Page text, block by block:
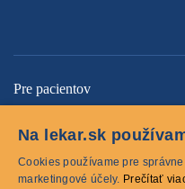
Pre pacientov
Na lekar.sk
Cookies používame pre
marketingové účely. Prečítať